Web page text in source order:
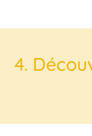
4.